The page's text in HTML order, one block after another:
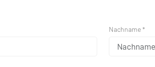
Nachname *